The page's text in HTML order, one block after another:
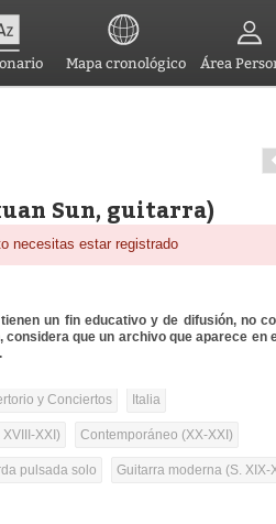
Mapa cronológico Área
Sun, guitarra)
necesitas estar registrado
un fin educativo y de difusión, no
que un archivo que aparece en
y Conciertos Italia
XXI) Contemporáneo (XX-XXI)
pulsada solo Guitarra moderna (S. XIX-